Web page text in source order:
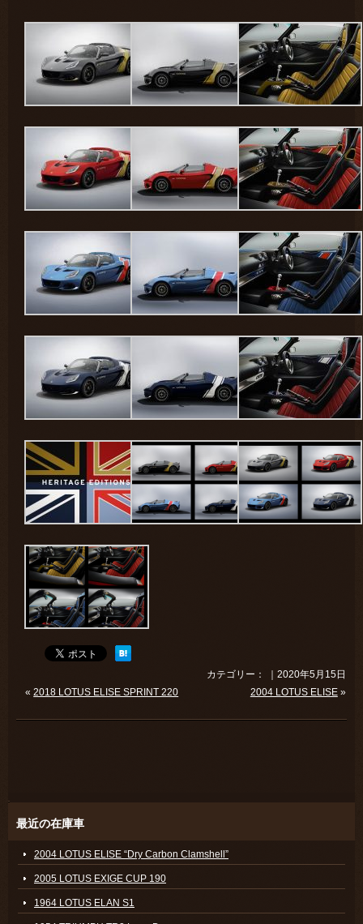
カテゴリー： ｜2020年5月15日
«2018 LOTUS ELISE SPRINT 220 2004 LOTUS ELISE»
最近の在庫車
2004 LOTUS ELISE “Dry Carbon Clamshell”
2005 LOTUS EXIGE CUP 190
1964 LOTUS ELAN S1